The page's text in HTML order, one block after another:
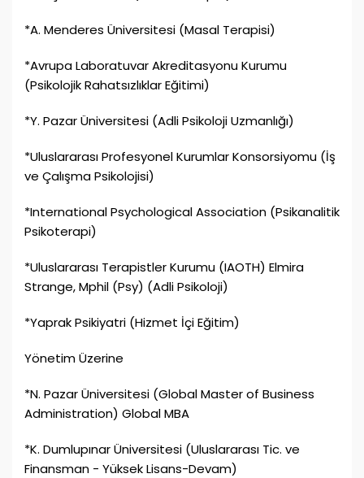
*A. Menderes Üniversitesi (Masal Terapisi)
*Avrupa Laboratuvar Akreditasyonu Kurumu
(Psikolojik Rahatsızlıklar Eğitimi)
*Y. Pazar Üniversitesi (Adli Psikoloji Uzmanlığı)
*Uluslararası Profesyonel Kurumlar Konsorsiyomu (İş
ve Çalışma Psikolojisi)
*International Psychological Association (Psikanalitik
Psikoterapi)
*Uluslararası Terapistler Kurumu (IAOTH) Elmira
Strange, Mphil (Psy) (Adli Psikoloji)
*Yaprak Psikiyatri (Hizmet İçi Eğitim)
Yönetim Üzerine
*N. Pazar Üniversitesi (Global Master of Business
Administration) Global MBA
*K. Dumlupınar Üniversitesi (Uluslararası Tic. ve
Finansman - Yüksek Lisans-Devam)